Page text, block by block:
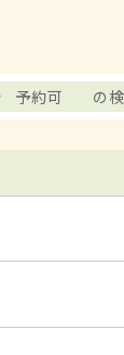
予約可 の